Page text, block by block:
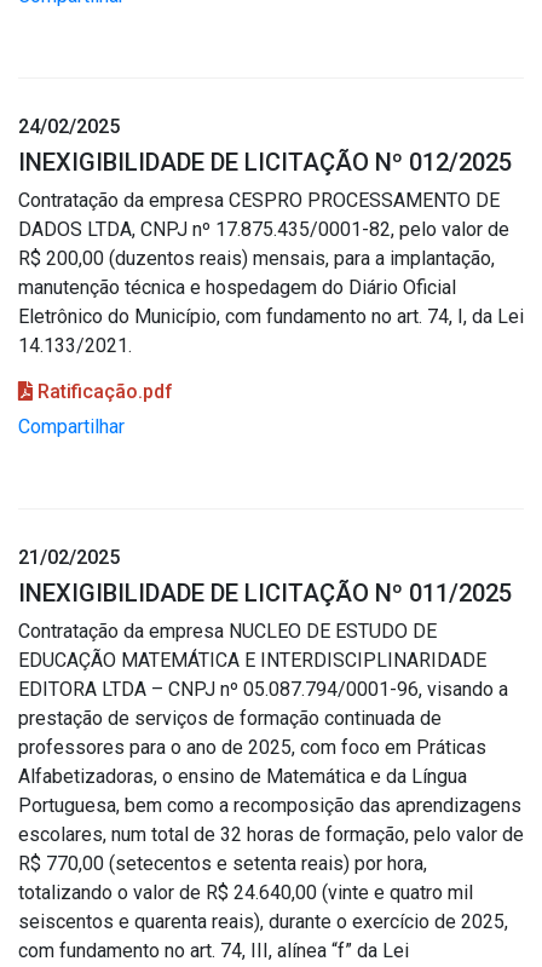
24/02/2025
INEXIGIBILIDADE DE LICITAÇÃO Nº 012/2025
Contratação da empresa CESPRO PROCESSAMENTO DE
DADOS LTDA, CNPJ nº 17.875.435/0001-82, pelo valor de
R$ 200,00 (duzentos reais) mensais, para a implantação,
manutenção técnica e hospedagem do Diário Oficial
Eletrônico do Município, com fundamento no art. 74, I, da Lei
14.133/2021.
Ratificação.pdf
Compartilhar
21/02/2025
INEXIGIBILIDADE DE LICITAÇÃO Nº 011/2025
Contratação da empresa NUCLEO DE ESTUDO DE
EDUCAÇÃO MATEMÁTICA E INTERDISCIPLINARIDADE
EDITORA LTDA – CNPJ nº 05.087.794/0001-96, visando a
prestação de serviços de formação continuada de
professores para o ano de 2025, com foco em Práticas
Alfabetizadoras, o ensino de Matemática e da Língua
Portuguesa, bem como a recomposição das aprendizagens
escolares, num total de 32 horas de formação, pelo valor de
R$ 770,00 (setecentos e setenta reais) por hora,
totalizando o valor de R$ 24.640,00 (vinte e quatro mil
seiscentos e quarenta reais), durante o exercício de 2025,
com fundamento no art. 74, III, alínea “f” da Lei